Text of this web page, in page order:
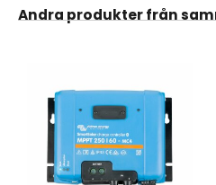
Andra produkter från